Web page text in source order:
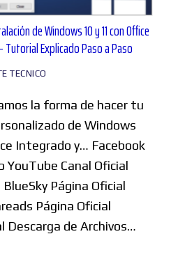
de Windows 10 y 11 con Office
Explicado Paso a Paso
TECNICO
la forma de hacer tu
de Windows
Integrado y… Facebook
YouTube Canal Oficial
Página Oficial
Página Oficial
Descarga de Archivos…